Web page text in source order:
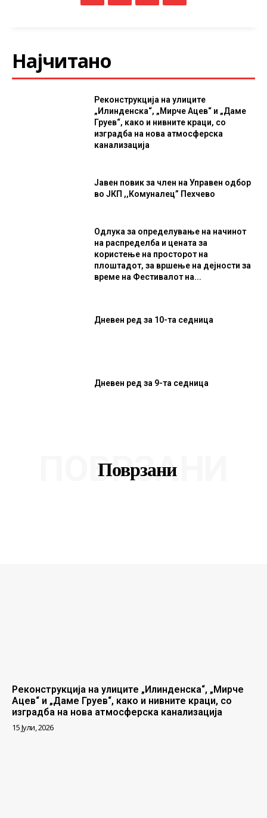
Најчитано
Реконструкција на улиците
„Илинденска“, „Мирче Ацев“ и „Даме
Груев“, како и нивните краци, со
изградба на нова атмосферска
канализација
Јавен повик за член на Управен одбор
во ЈКП ,,Комуналец” Пехчево
Одлука за определување на начинот
на распределба и цената за
користење на просторот на
плоштадот, за вршење на дејности за
време на Фестивалот на...
Дневен ред за 10-та седница
Дневен ред за 9-та седница
Поврзани
ПОВРЗАНИ
Реконструкција на улиците „Илинденска“, „Мирче
Ацев“ и „Даме Груев“, како и нивните краци, со
изградба на нова атмосферска канализација
15 Јули, 2026